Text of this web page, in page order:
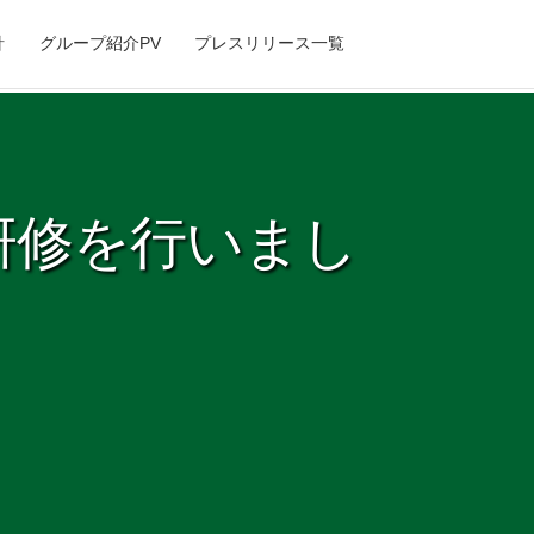
プレスリリース一覧
グループ紹介PV
を行いまし